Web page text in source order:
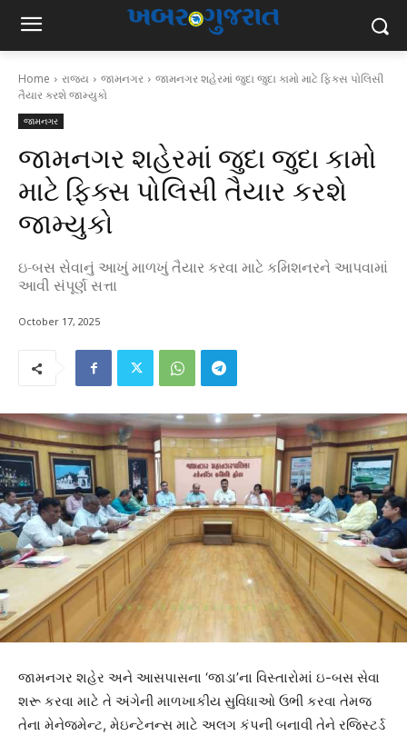
Home રાજ્ય જામનગર
જામનગર શહેરમાં જુદા જુદા કામો માટે ફિક્સ પોલિસી
તૈયાર કરશે જામ્યુકો
જામનગર
જામનગર શહેરમાં જુદા જુદા કામો
માટે ફિક્સ પોલિસી તૈયાર કરશે
જામ્યુકો
ઇ-બસ સેવાનું આખું માળખું તૈયાર કરવા માટે કમિશનરને આપવામાં
આવી સંપૂર્ણ સત્તા
October 17, 2025
જામનગર શહેર અને આસપાસના ‘જાડા’ના વિસ્તારોમાં ઇ-બસ સેવા
શરૂ કરવા માટે તે અંગેની માળખાકીય સુવિધાઓ ઉભી કરવા તેમજ
તેના મેનેજમેન્ટ, મેઇન્ટેનન્સ માટે અલગ કંપની બનાવી તેને રજિસ્ટર્ડ